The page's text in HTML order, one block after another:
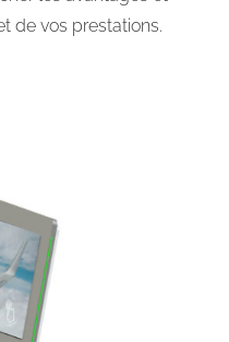
de vos prestations.